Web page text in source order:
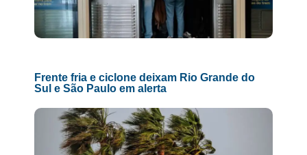
Frente fria e ciclone deixam Rio Grande do
Sul e São Paulo em alerta